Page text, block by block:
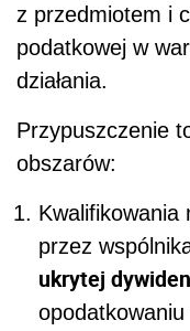
z przedmiotem i
podatkowej w
działania.
Przypuszczenie
obszarów:
Kwalifikowania
przez
ukrytej